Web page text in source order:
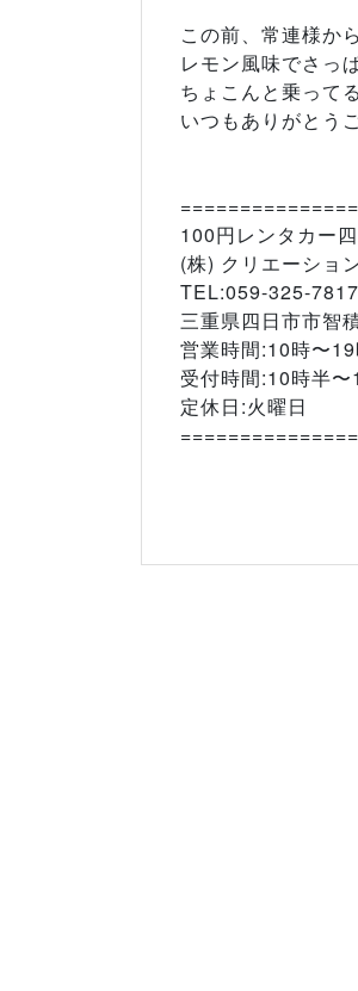
この前、常連様か
レモン風味でさっ
ちょこんと乗って
いつもありがとう
100円レンタカー
(株) クリエーショ
TEL:059-325-7817
三重県四日市市智
営業時間:10時〜
受付時間:10時半〜
定休日:火曜日